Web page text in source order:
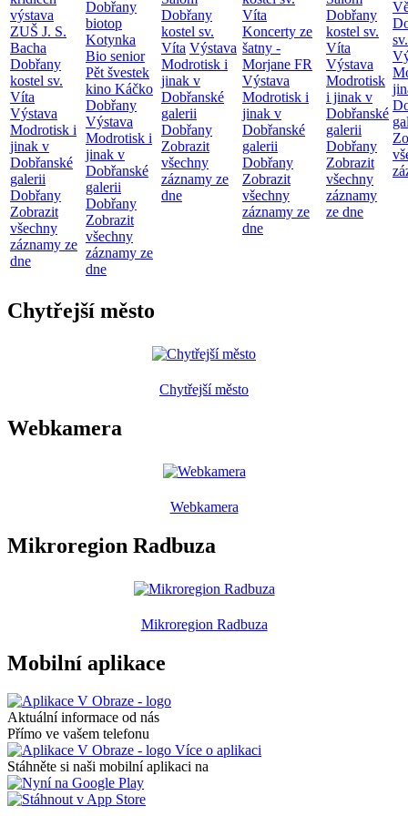
výstava
ZUŠ J. S.
Bacha
Dobřany
kostel sv.
Víta
Výstava
Modrotisk i
jinak v
Dobřanské
galerii
Dobřany
Zobrazit
všechny
záznamy ze
dne
Dobřany
biotop
Kotynka
Bio senior
Pět švestek
kino Káčko
Dobřany
Výstava
Modrotisk i
jinak v
Dobřanské
galerii
Dobřany
Zobrazit
všechny
záznamy ze
dne
Dobřany
kostel sv.
Víta Výstava
Modrotisk i
jinak v
Dobřanské
galerii
Dobřany
Zobrazit
všechny
záznamy ze
dne
Víta
Koncerty ze
šatny -
Morjane FR
Výstava
Modrotisk i
jinak v
Dobřanské
galerii
Dobřany
Zobrazit
všechny
záznamy ze
dne
Dobřany
kostel sv.
Víta
Výstava
Modrotisk
i jinak v
Dobřanské
galerii
Dobřany
Zobrazit
všechny
záznamy
ze dne
Chytřejší město
Chytřejší město
Webkamera
Webkamera
Mikroregion Radbuza
Mikroregion Radbuza
Mobilní aplikace
Aktuální informace od nás
Přímo ve vašem telefonu
Více o aplikaci
Stáhněte si naši mobilní aplikaci na